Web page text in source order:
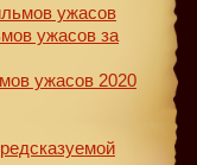
ужасов
ужасов за
ужасов 2020